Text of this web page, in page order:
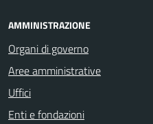
AMMINISTRAZIONE
Organi di governo
Aree amministrative
Uffici
Enti e fondazioni